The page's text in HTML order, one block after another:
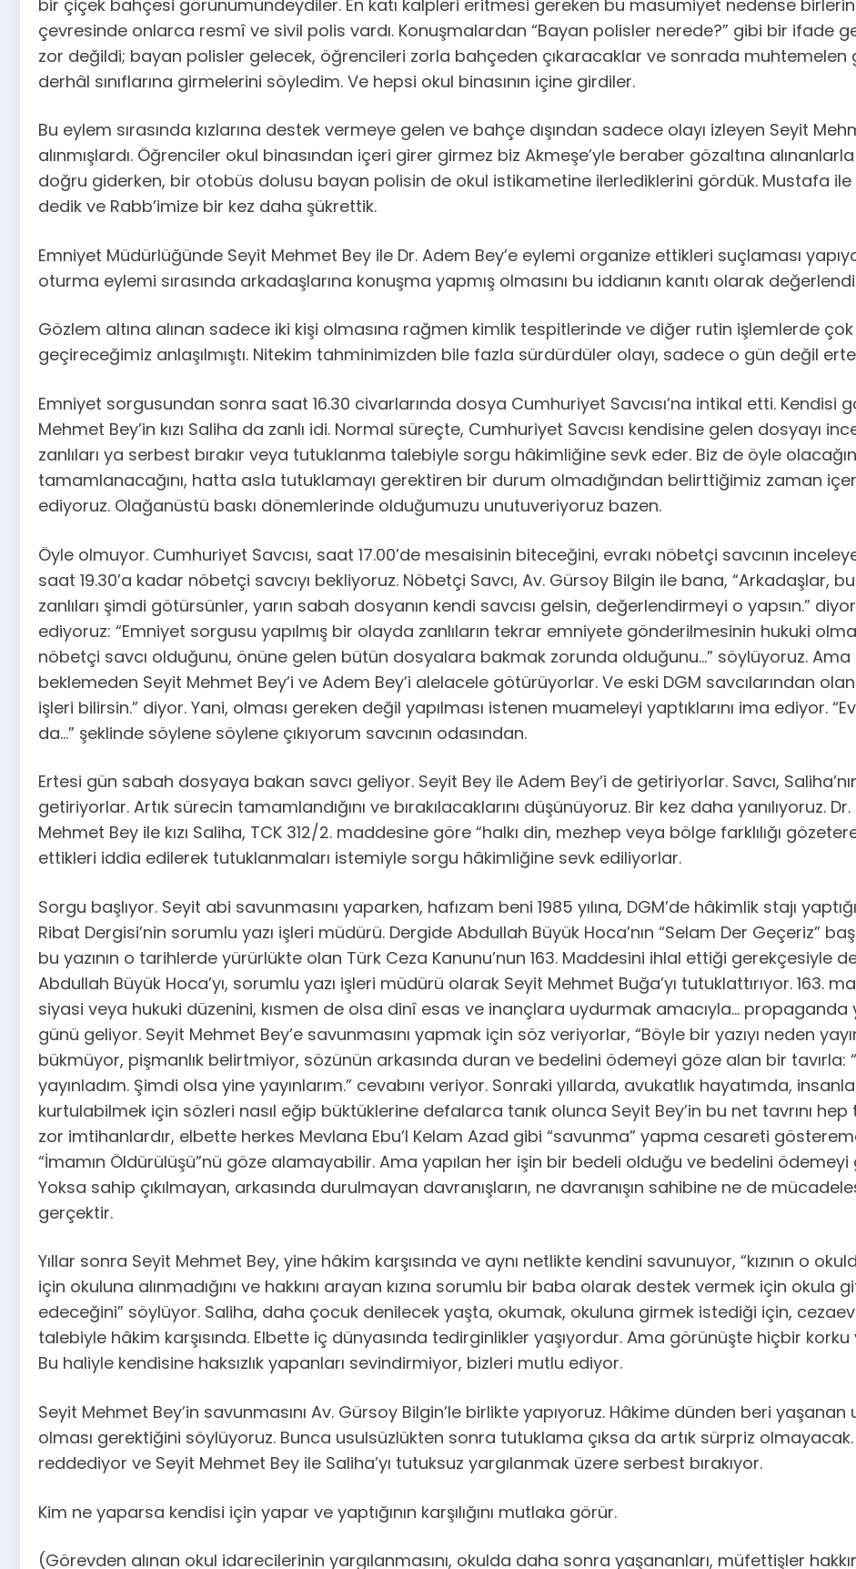
bir çiçek bahçesi görünümündeydiler. En katı kalpleri eritmesi gereken bu masumiyet nedense
çevresinde onlarca resmî ve sivil polis vardı. Konuşmalardan “Bayan polisler nerede?” gibi bir ifade
zor değildi; bayan polisler gelecek, öğrencileri zorla bahçeden çıkaracaklar ve sonrada muhtemelen
derhâl sınıflarına girmelerini söyledim. Ve hepsi okul binasının içine girdiler.
Bu eylem sırasında kızlarına destek vermeye gelen ve bahçe dışından sadece olayı izleyen Seyit
alınmışlardı. Öğrenciler okul binasından içeri girer girmez biz Akmeşe’yle beraber gözaltına
doğru giderken, bir otobüs dolusu bayan polisin de okul istikametine ilerlediklerini gördük. Mustafa ile
dedik ve Rabb’imize bir kez daha şükrettik.
Emniyet Müdürlüğünde Seyit Mehmet Bey ile Dr. Adem Bey’e eylemi organize ettikleri suçlaması
oturma eylemi sırasında arkadaşlarına konuşma yapmış olmasını bu iddianın kanıtı olarak
Gözlem altına alınan sadece iki kişi olmasına rağmen kimlik tespitlerinde ve diğer rutin işlemlerde
geçireceğimiz anlaşılmıştı. Nitekim tahminimizden bile fazla sürdürdüler olayı, sadece o gün değil
Emniyet sorgusundan sonra saat 16.30 civarlarında dosya Cumhuriyet Savcısı’na intikal etti. Kendisi
Mehmet Bey’in kızı Saliha da zanlı idi. Normal süreçte, Cumhuriyet Savcısı kendisine gelen dosyayı
zanlıları ya serbest bırakır veya tutuklanma talebiyle sorgu hâkimliğine sevk eder. Biz de öyle
tamamlanacağını, hatta asla tutuklamayı gerektiren bir durum olmadığından belirttiğimiz zaman
ediyoruz. Olağanüstü baskı dönemlerinde olduğumuzu unutuveriyoruz bazen.
Öyle olmuyor. Cumhuriyet Savcısı, saat 17.00’de mesaisinin biteceğini, evrakı nöbetçi savcının
saat 19.30’a kadar nöbetçi savcıyı bekliyoruz. Nöbetçi Savcı, Av. Gürsoy Bilgin ile bana, “Arkadaşlar,
zanlıları şimdi götürsünler, yarın sabah dosyanın kendi savcısı gelsin, değerlendirmeyi o yapsın.”
ediyoruz: “Emniyet sorgusu yapılmış bir olayda zanlıların tekrar emniyete gönderilmesinin hukuki
nöbetçi savcı olduğunu, önüne gelen bütün dosyalara bakmak zorunda olduğunu…” söylüyoruz. Ama
beklemeden Seyit Mehmet Bey’i ve Adem Bey’i alelacele götürüyorlar. Ve eski DGM savcılarından
işleri bilirsin.” diyor. Yani, olması gereken değil yapılması istenen muameleyi yaptıklarını ima ediyor.
da…” şeklinde söylene söylene çıkıyorum savcının odasından.
Ertesi gün sabah dosyaya bakan savcı geliyor. Seyit Bey ile Adem Bey’i de getiriyorlar. Savcı,
getiriyorlar. Artık sürecin tamamlandığını ve bırakılacaklarını düşünüyoruz. Bir kez daha yanılıyoruz.
Mehmet Bey ile kızı Saliha, TCK 312/2. maddesine göre “halkı din, mezhep veya bölge farklılığı
ettikleri iddia edilerek tutuklanmaları istemiyle sorgu hâkimliğine sevk ediliyorlar.
Sorgu başlıyor. Seyit abi savunmasını yaparken, hafızam beni 1985 yılına, DGM’de hâkimlik stajı
Ribat Dergisi’nin sorumlu yazı işleri müdürü. Dergide Abdullah Büyük Hoca’nın “Selam Der Geçeriz”
bu yazının o tarihlerde yürürlükte olan Türk Ceza Kanunu’nun 163. Maddesini ihlal ettiği gerekçesiyle
Abdullah Büyük Hoca’yı, sorumlu yazı işleri müdürü olarak Seyit Mehmet Buğa’yı tutuklattırıyor. 163.
siyasi veya hukuki düzenini, kısmen de olsa dinî esas ve inançlara uydurmak amacıyla…
günü geliyor. Seyit Mehmet Bey’e savunmasını yapmak için söz veriyorlar, “Böyle bir yazıyı neden
bükmüyor, pişmanlık belirtmiyor, sözünün arkasında duran ve bedelini ödemeyi göze alan bir tavırla:
yayınladım. Şimdi olsa yine yayınlarım.” cevabını veriyor. Sonraki yıllarda, avukatlık hayatımda,
kurtulabilmek için sözleri nasıl eğip büktüklerine defalarca tanık olunca Seyit Bey’in bu net tavrını
zor imtihanlardır, elbette herkes Mevlana Ebu’l Kelam Azad gibi “savunma” yapma cesareti
“İmamın Öldürülüşü”nü göze alamayabilir. Ama yapılan her işin bir bedeli olduğu ve bedelini ödemeyi
Yoksa sahip çıkılmayan, arkasında durulmayan davranışların, ne davranışın sahibine ne de
gerçektir.
Yıllar sonra Seyit Mehmet Bey, yine hâkim karşısında ve aynı netlikte kendini savunuyor, “kızının o
için okuluna alınmadığını ve hakkını arayan kızına sorumlu bir baba olarak destek vermek için okula
edeceğini” söylüyor. Saliha, daha çocuk denilecek yaşta, okumak, okuluna girmek istediği için,
talebiyle hâkim karşısında. Elbette iç dünyasında tedirginlikler yaşıyordur. Ama görünüşte hiçbir
Bu haliyle kendisine haksızlık yapanları sevindirmiyor, bizleri mutlu ediyor.
Seyit Mehmet Bey’in savunmasını Av. Gürsoy Bilgin’le birlikte yapıyoruz. Hâkime dünden beri yaşanan
olması gerektiğini söylüyoruz. Bunca usulsüzlükten sonra tutuklama çıksa da artık sürpriz
reddediyor ve Seyit Mehmet Bey ile Saliha’yı tutuksuz yargılanmak üzere serbest bırakıyor.
Kim ne yaparsa kendisi için yapar ve yaptığının karşılığını mutlaka görür.
(Görevden alınan okul idarecilerinin yargılanmasını, okulda daha sonra yaşananları, müfettişler